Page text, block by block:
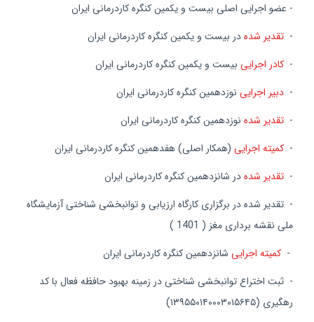
- عضو اجرایی اصلی بیست و یکمین کنگره کاردرمانی ایران
- تقدیر شدهدر بیست و یکمین کنگره کاردرمانی ایران
- کادر اجرایی بیست و یکمین کنگره کاردرمانی ایران
- دبیر اجرایی نوزدهمین کنگره کاردرمانی ایران
- تقدیر شده نوزدهمین کنگره کاردرمانی ایران
- کمیته اجرایی (همکار اصلی) هفدهمین کنگره کاردرمانی ایران
- تقدیر شدهدر شانزدهمین كنگره كاردرمانی ایران
- تقدیر شده در برگزاری کارگاه ارزیابی و توانبخشی شناختی آزمایشگاه
ملی نقشه برداری مغز ( 1401 )
- كمیته اجرایی شانزدهمین كنگره كاردرمانی ایران
- ثبت اختراع توانبخشی شناختی در زمینه بهبود حافظه فعال با کد
رهگیری (١٣٩۵۵٠١۴٠٠٠٣٠١۵۶۴۵)